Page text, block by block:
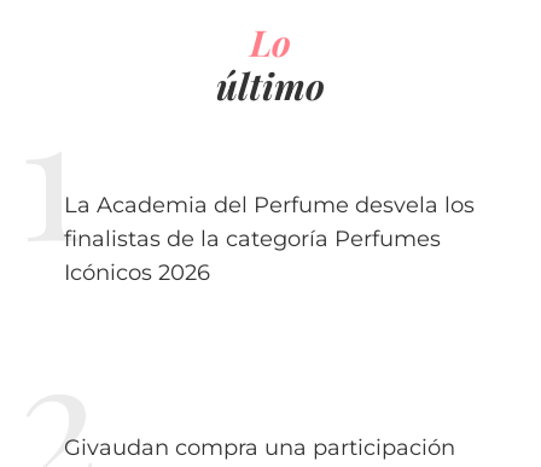
Lo
último
La Academia del Perfume desvela los
finalistas de la categoría Perfumes
Icónicos 2026
Givaudan compra una participación